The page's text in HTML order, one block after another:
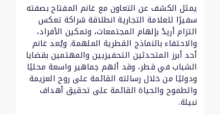
يمثل الكشف عن التعاون مع غانم المفتاح بصفته
سفيرًا للعلامة التجارية انطلاقة شراكة تعكس
التزام أريدُ بإلهام المجتمعات، وتمكين الأفراد،
والاحتفاء بالنماذج القطرية الملهمة. ويُعد غانم
أحد أبرز المتحدثين التحفيزيين والمهتمين بقضايا
الشباب في قطر، وقد ألهم جماهير واسعة محليًا
ودوليًا من خلال رسالته القائمة على روح العزيمة
والطموح والحياة القائمة على تحقيق أهداف
نبيلة.